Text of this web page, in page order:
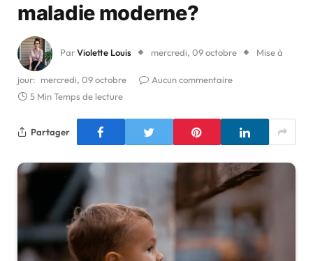
maladie moderne?
ParViolette Louis mercredi, 09 octobre Mise à
jour: mercredi, 09 octobre
Aucun commentaire
5 Min Temps de lecture
Partager